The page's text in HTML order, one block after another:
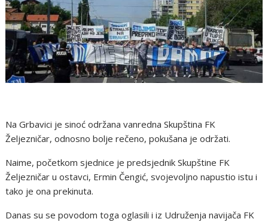
Na Grbavici je sinoć održana vanredna Skupština FK
Željezničar, odnosno bolje rečeno, pokušana je održati.
Naime, početkom sjednice je predsjednik Skupštine FK
Željezničar u ostavci, Ermin Čengić, svojevoljno napustio istu i
tako je ona prekinuta.
Danas su se povodom toga oglasili i iz Udruženja navijača FK